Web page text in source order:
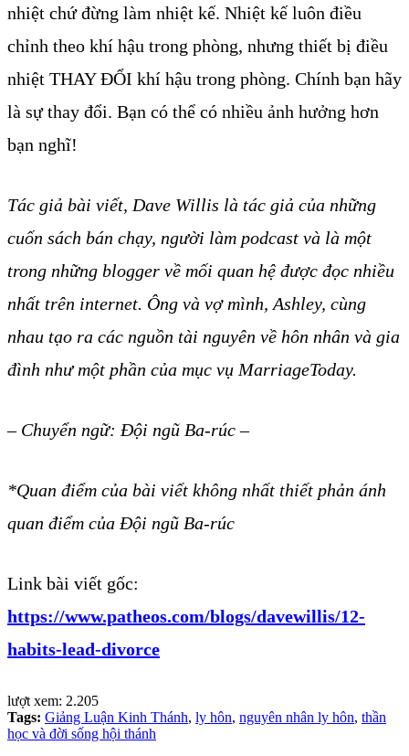
nhiệt chứ đừng làm nhiệt kế. Nhiệt kế luôn điều
chỉnh theo khí hậu trong phòng, nhưng thiết bị điều
nhiệt THAY ĐỔI khí hậu trong phòng. Chính bạn hãy
là sự thay đổi. Bạn có thể có nhiều ảnh hưởng hơn
bạn nghĩ!
Tác giả bài viết, Dave Willis là tác giả của những
cuốn sách bán chạy, người làm podcast và là một
trong những blogger về mối quan hệ được đọc nhiều
nhất trên internet. Ông và vợ mình, Ashley, cùng
nhau tạo ra các nguồn tài nguyên về hôn nhân và gia
đình như một phần của mục vụ MarriageToday.
– Chuyển ngữ: Đội ngũ Ba-rúc –
*Quan điểm của bài viết không nhất thiết phản ánh
quan điểm của Đội ngũ Ba-rúc
Link bài viết gốc:
https://www.patheos.com/blogs/davewillis/12-
habits-lead-divorce
lượt xem: 2.205
Tags: Giảng Luận Kinh Thánh, ly hôn, nguyên nhân ly hôn, thần
học và đời sống hội thánh